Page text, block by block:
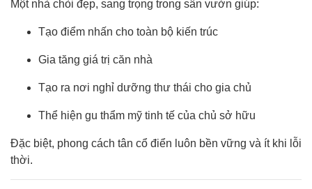
Một nhà chòi đẹp, sang trọng trong sân vườn giúp:
Tạo điểm nhấn cho toàn bộ kiến trúc
Gia tăng giá trị căn nhà
Tạo ra nơi nghỉ dưỡng thư thái cho gia chủ
Thể hiện gu thẩm mỹ tinh tế của chủ sở hữu
Đặc biệt, phong cách tân cổ điển luôn bền vững và ít khi lỗi
thời.